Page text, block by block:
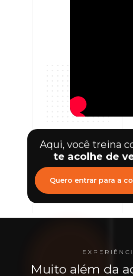
Quero entrar para a
Aqui, você treina
te acolhe de